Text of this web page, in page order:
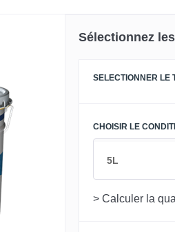
Sélectionnez
SELECTIONNER LE
CHOISIR LE
5L
> Calculer la